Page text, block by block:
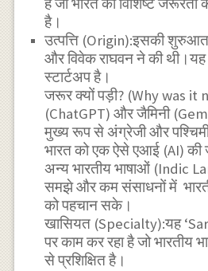
है जो भारत की विशिष्ट जरूरतों
है।
उत्पत्ति (Origin):इसकी
और विवेक राघवन ने की
स्टार्टअप है।
जरूर क्यों पड़ी? (Why was it
(ChatGPT) और जैमिनी
मुख्य रूप से अंग्रेजी और
भारत को एक ऐसे एआई (AI) की
अन्य भारतीय भाषाओं (Indic
समझे और कम संसाधनों में
को पहचान सके।
खासियत (Specialty):यह
पर काम कर रहा है जो भारतीय
से प्रशिक्षित है।